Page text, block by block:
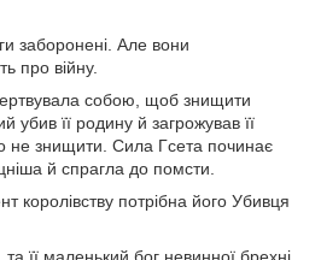
заборонені. Але вони
про війну.
собою, щоб знищити
убив її родину й загрожував її
не знищити. Сила Гсета починає
й спрагла до помсти.
королівству потрібна його Убивця
її маленький бог невинної брехні